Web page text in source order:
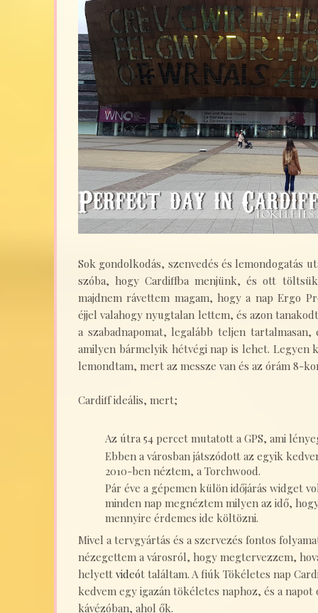
Sok gondolkodás, szenvedés és lemondogatás
szóba, hogy Cardiffba menjünk, és ott
majdnem rávettem magam, hogy a nap Ergo
éjjel valahogy nyugtalan lettem, és azon
a szabadnapomat, legalább teljen
amilyen bármelyik hétvégi nap is lehet. Legyen
lemondtam, mert az messze van és az órám 8-
Cardiff ideális, mert;
Az útra 54 percet mutatott a GPS, ami
Ebben a városban játszódott az egyik
2010-ben néztem, a Torchwood.
Pár éve a gépemen külön időjárás widget
minden nap megnéztem milyen az idő,
mennyire érdemes ide költözni.
Mivel a tervgyártás és a szervezés fontos
nézegettem a városról, hogy megtervezzem,
helyett videót találtam. A fiúk Tökéletes nap
kedvem egy igazán tökéletes naphoz, és a
kávézóban, ahol ők.